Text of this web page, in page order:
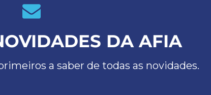
DA AFIA
a saber de todas as novidades.